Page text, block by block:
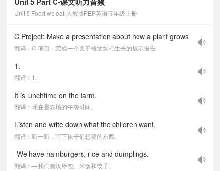
Unit 5 Food we eat-人教版PEP英语五年级上册
C Project: Make a presentation about how a plant grows
翻译：C 项目：完成一个关于植物如何生长的展示报告
1.
翻译：1.
It is lunchtime on the farm.
翻译：现在是农场的午餐时间。
Listen and write down what the children want.
翻译：听一听，写下孩子们想要的东西。
-We have hamburgers, rice and dumplings.
翻译：—我们有汉堡包、米饭和饺子。